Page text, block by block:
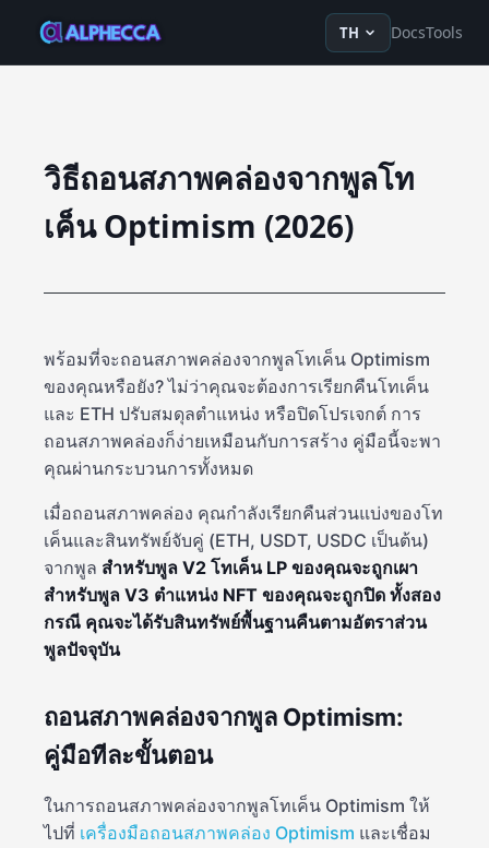
enru fr ko detrzh-Hans
TH DocsTools
วิธีถอนสภาพคล่องจากพูลโท
เค็น Optimism (2026)
พร้อมที่จะถอนสภาพคล่องจากพูลโทเค็น Optimism
ของคุณหรือยัง? ไม่ว่าคุณจะต้องการเรียกคืนโทเค็น
และ ETH ปรับสมดุลตำแหน่ง หรือปิดโปรเจกต์ การ
ถอนสภาพคล่องก็ง่ายเหมือนกับการสร้าง คู่มือนี้จะพา
คุณผ่านกระบวนการทั้งหมด
เมื่อถอนสภาพคล่อง คุณกำลังเรียกคืนส่วนแบ่งของโท
เค็นและสินทรัพย์จับคู่ (ETH, USDT, USDC เป็นต้น)
จากพูล สำหรับพูล V2 โทเค็น LP ของคุณจะถูกเผา
สำหรับพูล V3 ตำแหน่ง NFT ของคุณจะถูกปิด ทั้งสอง
กรณี คุณจะได้รับสินทรัพย์พื้นฐานคืนตามอัตราส่วน
พูลปัจจุบัน
ถอนสภาพคล่องจากพูล Optimism:
คู่มือทีละขั้นตอน
ในการถอนสภาพคล่องจากพูลโทเค็น Optimism ให้
ไปที่ เครื่องมือถอนสภาพคล่อง Optimism และเชื่อม